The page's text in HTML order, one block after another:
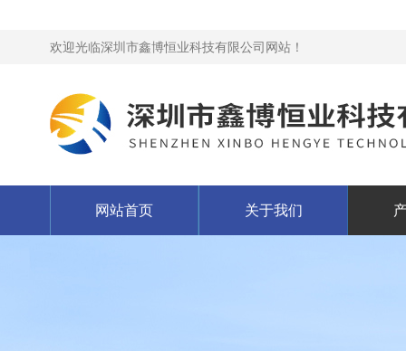
欢迎光临深圳市鑫博恒业科技有限公司网站！
网站首页 关于我们